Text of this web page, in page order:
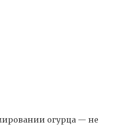
огурца — не